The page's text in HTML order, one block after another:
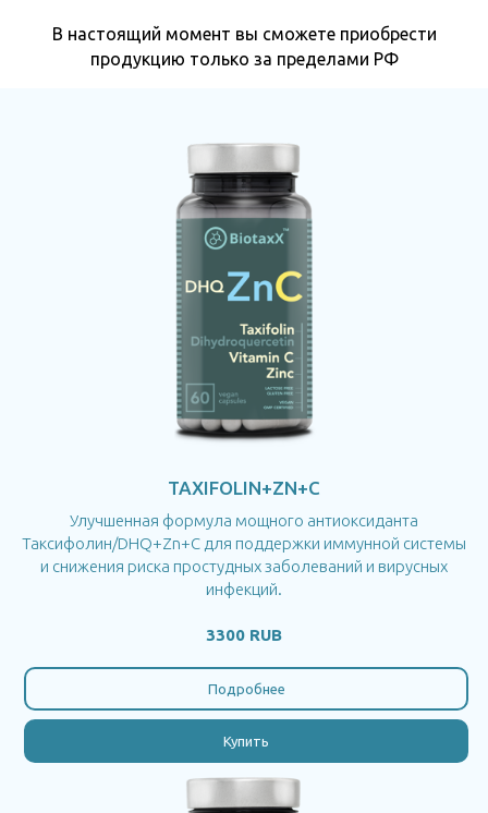
В настоящий момент вы сможете приобрести
продукцию только за пределами РФ
TAXIFOLIN+ZN+C
Улучшенная формула мощного антиоксиданта
Таксифолин/DHQ+Zn+C для поддержки иммунной системы
и снижения риска простудных заболеваний и вирусных
инфекций.
3300 RUB
Подробнее
Купить